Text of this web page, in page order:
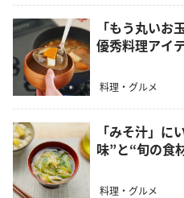
「もう丸い
優秀料理アイ
料理・グルメ
「みそ汁」に
味”と“旬の食
料理・グルメ